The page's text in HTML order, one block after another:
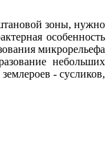
зоны, нужно
особенность
микрорельефа
небольших
- сусликов,